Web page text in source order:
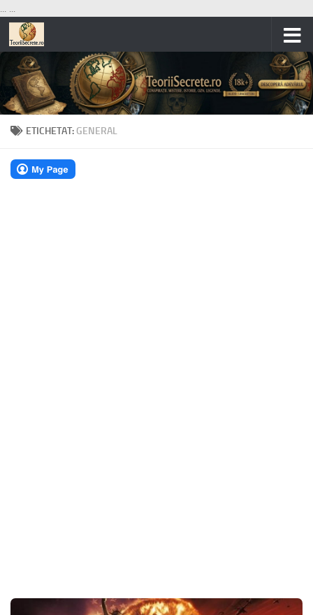
... ...
Skip to content
ETICHETAT: GENERAL